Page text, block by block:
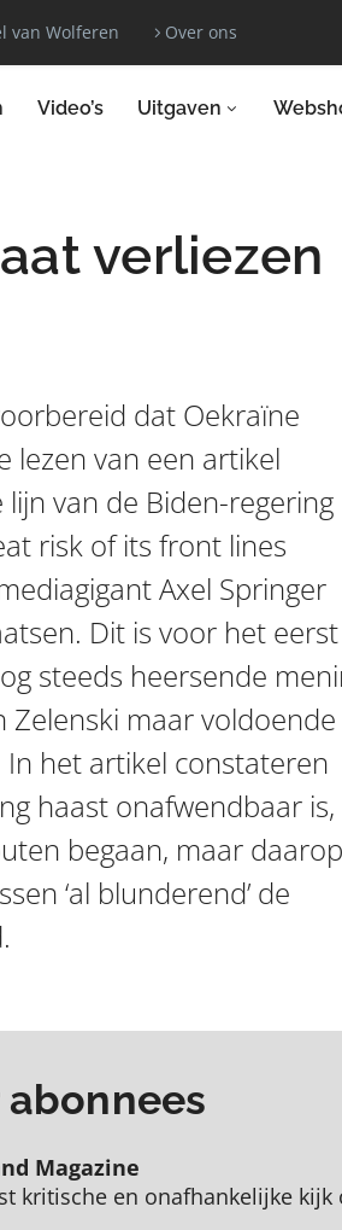
van Wolferen Over ons
Video’s Uitgaven
verliezen
dat Oekraïne
lezen van een artikel
van de Biden-regering
risk of its front lines
Axel Springer
Dit is voor het eerst
steeds heersende
Zelenski maar voldoende
het artikel constateren
haast onafwendbaar is,
begaan, maar daarop
‘al blunderend’ de
Magazine
kritische en onafhankelijke kijk